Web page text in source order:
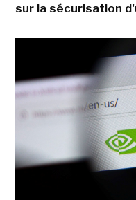
sur la sécurisation